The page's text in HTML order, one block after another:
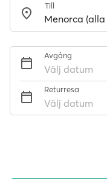
Till
Avgång
Välj datum
Returresa
Välj datum